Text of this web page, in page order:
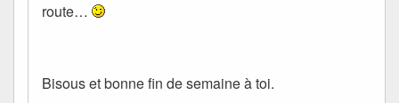
route…
Bisous et bonne fin de semaine à toi.